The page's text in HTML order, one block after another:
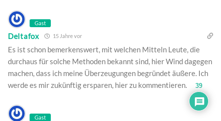
Gast
Deltafox 15 Jahre vor
Es ist schon bemerkenswert, mit welchen Mitteln Leute, die
durchaus für solche Methoden bekannt sind, hier Wind dagegen
machen, dass ich meine Überzeugungen begründet äußere. Ich
werde es mir zukünftig ersparen, hier zu kommentieren.
Gast
39